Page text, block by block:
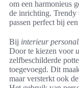
om een harmonieus
de inrichting. Trendy
passen perfect bij
Bij interieur
Door te kiezen voor
zelfbeschilderde
toegevoegd. Dit
maar versterkt ook